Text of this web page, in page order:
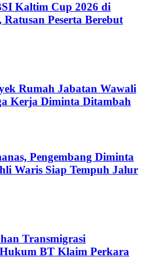
Kaltim Cup 2026 di
Peserta Berebut
Rumah Jabatan Wawali
Kerja Diminta Ditambah
Pengembang Diminta
Waris Siap Tempuh Jalur
Transmigrasi
BT Klaim Perkara